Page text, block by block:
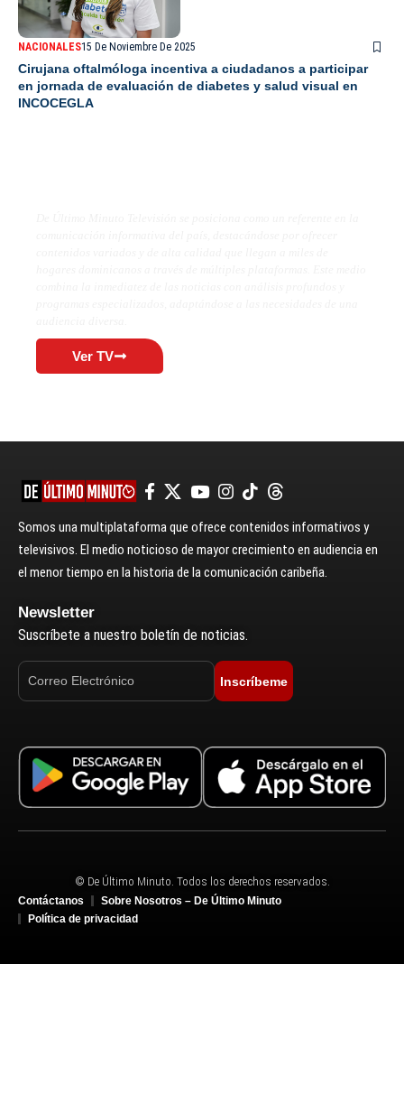
NACIONALES15 De Noviembre De 2025
Cirujana oftalmóloga incentiva a ciudadanos a participar
en jornada de evaluación de diabetes y salud visual en
INCOCEGLA
Ver TV
Somos una multiplataforma que ofrece contenidos informativos y
televisivos. El medio noticioso de mayor crecimiento en audiencia en
el menor tiempo en la historia de la comunicación caribeña.
Newsletter
Suscríbete a nuestro boletín de noticias.
Inscríbeme
© De Último Minuto. Todos los derechos reservados.
Contáctanos
Sobre Nosotros – De Último Minuto
Política de privacidad